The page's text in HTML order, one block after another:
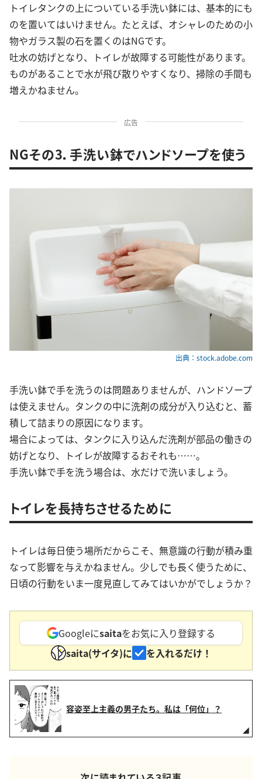
トイレタンクの上についている手洗い鉢には、基本的にも
のを置いてはいけません。たとえば、オシャレのための小
物やガラス製の石を置くのはNGです。
吐水の妨げとなり、トイレが故障する可能性があります。
ものがあることで水が飛び散りやすくなり、掃除の手間も
増えかねません。
広告
NGその3．手洗い鉢でハンドソープを使う
出典：stock.adobe.com
手洗い鉢で手を洗うのは問題ありませんが、ハンドソープ
は使えません。タンクの中に洗剤の成分が入り込むと、蓄
積して詰まりの原因になります。
場合によっては、タンクに入り込んだ洗剤が部品の働きの
妨げとなり、トイレが故障するおそれも……。
手洗い鉢で手を洗う場合は、水だけで洗いましょう。
トイレを長持ちさせるために
トイレは毎日使う場所だからこそ、無意識の行動が積み重
なって影響を与えかねません。少しでも長く使うために、
日頃の行動をいま一度見直してみてはいかがでしょうか？
Googleにsaitaをお気に入り登録する
saita(サイタ)に
を入れるだけ！
容姿至上主義の男子たち。私は「何位」？